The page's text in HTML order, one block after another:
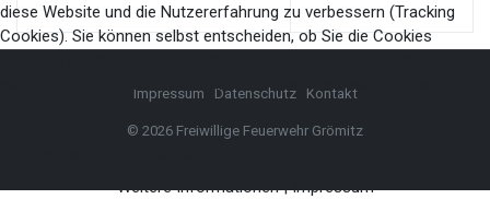
Impressum Datenschutz Kontakt
© 2026 Freiwillige Feuerwehr Grömitz
diese Website und die Nutzererfahrung zu verbessern (Tracking
Cookies). Sie können selbst entscheiden, ob Sie die Cookies
womöglich nicht mehr alle Funktionalitäten der Seite zur Verfügung
Weitere Informationen|Impressum